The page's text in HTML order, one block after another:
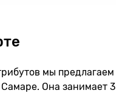
мы предлагаем
Она занимает 3